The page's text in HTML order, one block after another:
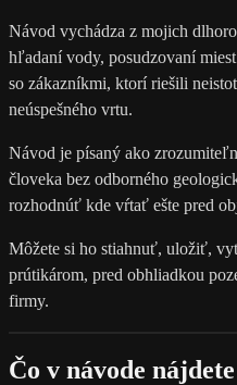
Návod vychádza z mojich
hľadaní vody, posudzovaní
so zákazníkmi, ktorí riešili
neúspešného vrtu.
Návod je písaný ako
človeka bez odborného
rozhodnúť kde vŕtať ešte pred
Môžete si ho stiahnuť, uložiť,
prútikárom, pred obhliadkou
firmy.
Čo v návode nájdete